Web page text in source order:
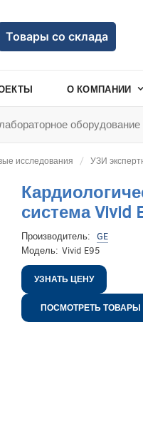
Товары со склада
О КОМПАНИИ
оборудование
исследования УЗИ
система Vivid
Производитель: GE
Модель: Vivid E95
УЗНАТЬ ЦЕНУ
ПОСМОТРЕТЬ ТОВАРЫ